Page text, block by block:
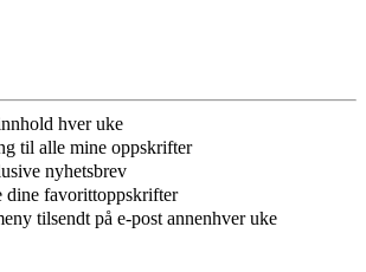
hver uke
til alle mine oppskrifter
nyhetsbrev
dine favorittoppskrifter
tilsendt på e-post annenhver uke